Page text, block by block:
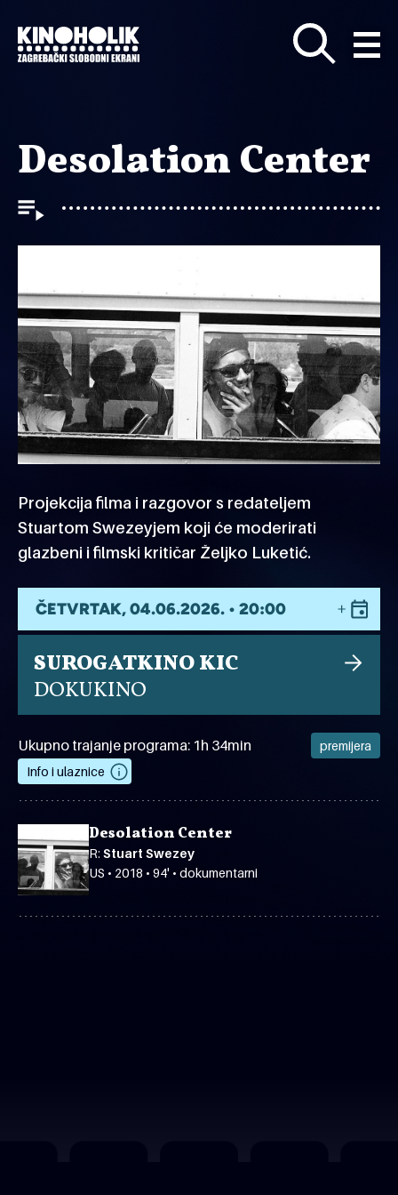
glavni
sadržaj
Desolation Center
Projekcija filma i razgovor s redateljem
Stuartom Swezeyjem koji će moderirati
glazbeni i filmski kritičar Željko Luketić.
ČETVRTAK, 04.06.2026. • 20:00
SUROGATKINO KIC
DOKUKINO
Ukupno trajanje programa: 1h 34min
premijera
Info i ulaznice
Desolation Center
R: Stuart Swezey
US • 2018 • 94' • dokumentarni